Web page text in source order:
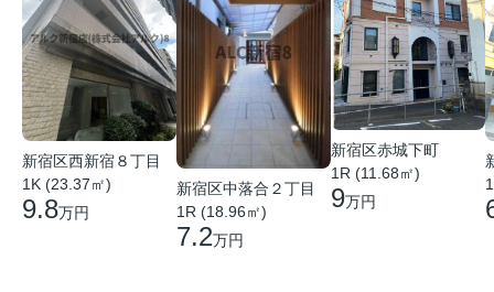
新宿区西新宿８丁目
1K (23.37㎡)
9.8万円
新宿区中落合２丁目
1R (18.96㎡)
7.2万円
新宿区赤城下町
1R (11.68㎡)
9万円